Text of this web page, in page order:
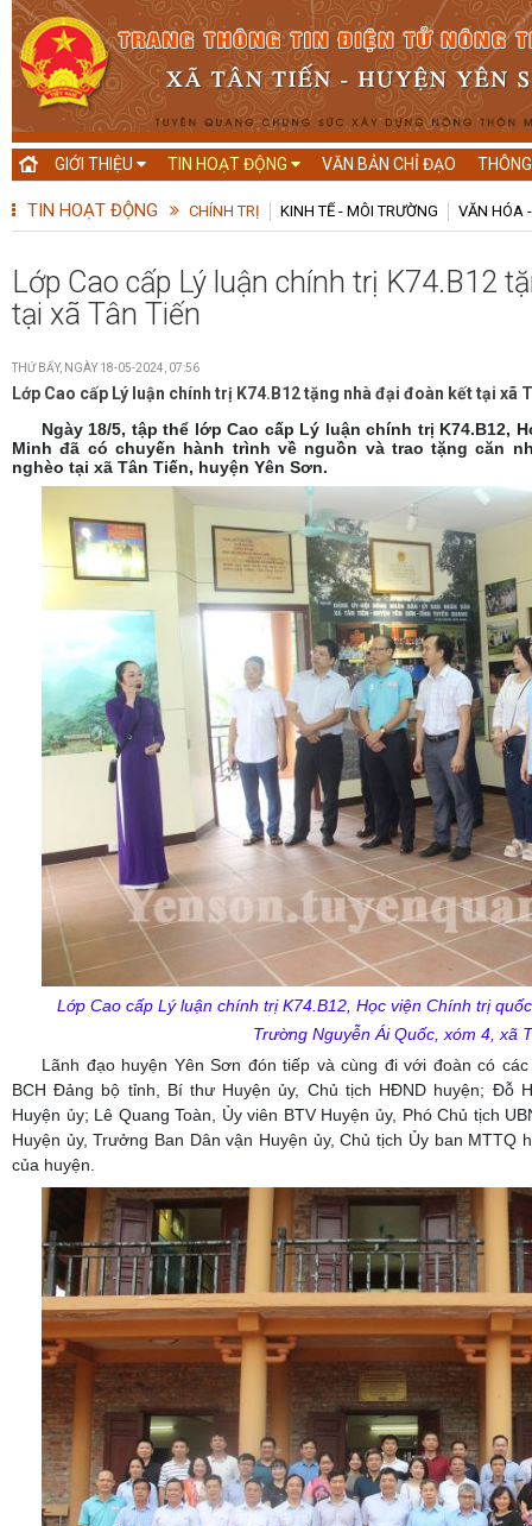
GIỚI THIỆU TIN HOẠT ĐỘNG VĂN BẢN CHỈ ĐẠO
TIN HOẠT ĐỘNG CHÍNH TRỊ KINH TẾ - MÔI TRƯỜNG VĂN HÓA
Lớp Cao cấp Lý luận chính trị K74.B12
tại xã Tân Tiến
THỨ BẨY, NGÀY 18-05-2024, 07:56
Lớp Cao cấp Lý luận chính trị K74.B12 tặng nhà đại đoàn kết tại xã
Ngày 18/5, tập thể lớp Cao cấp Lý luận chính trị K74.B12,
Minh đã có chuyến hành trình về nguồn và trao tặng căn
nghèo tại xã Tân Tiến, huyện Yên Sơn.
Lớp Cao cấp Lý luận chính trị K74.B12, Học viện Chính trị
Trường Nguyễn Ái Quốc, xóm 4, xã
Lãnh đạo huyện Yên Sơn đón tiếp và cùng đi với đoàn có
BCH Đảng bộ tỉnh, Bí thư Huyện ủy, Chủ tịch HĐND huyện; Đỗ
Huyện ủy; Lê Quang Toàn, Ủy viên BTV Huyện ủy, Phó Chủ tịch
Huyện ủy, Trưởng Ban Dân vận Huyện ủy, Chủ tịch Ủy ban MTTQ
của huyện.